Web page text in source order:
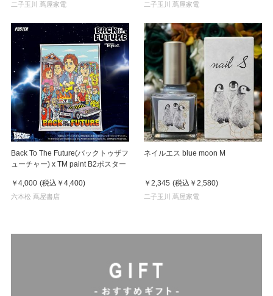
二子玉川 蔦屋家電 二子玉川 蔦屋家電
Back To The Future(バックトゥザフ
ューチャー) x TM paint B2ポスター
￥4,000 (税込 ￥4,400)
六本松 蔦屋書店
ネイルエス blue moon M
￥2,345 (税込 ￥2,580)
二子玉川 蔦屋家電